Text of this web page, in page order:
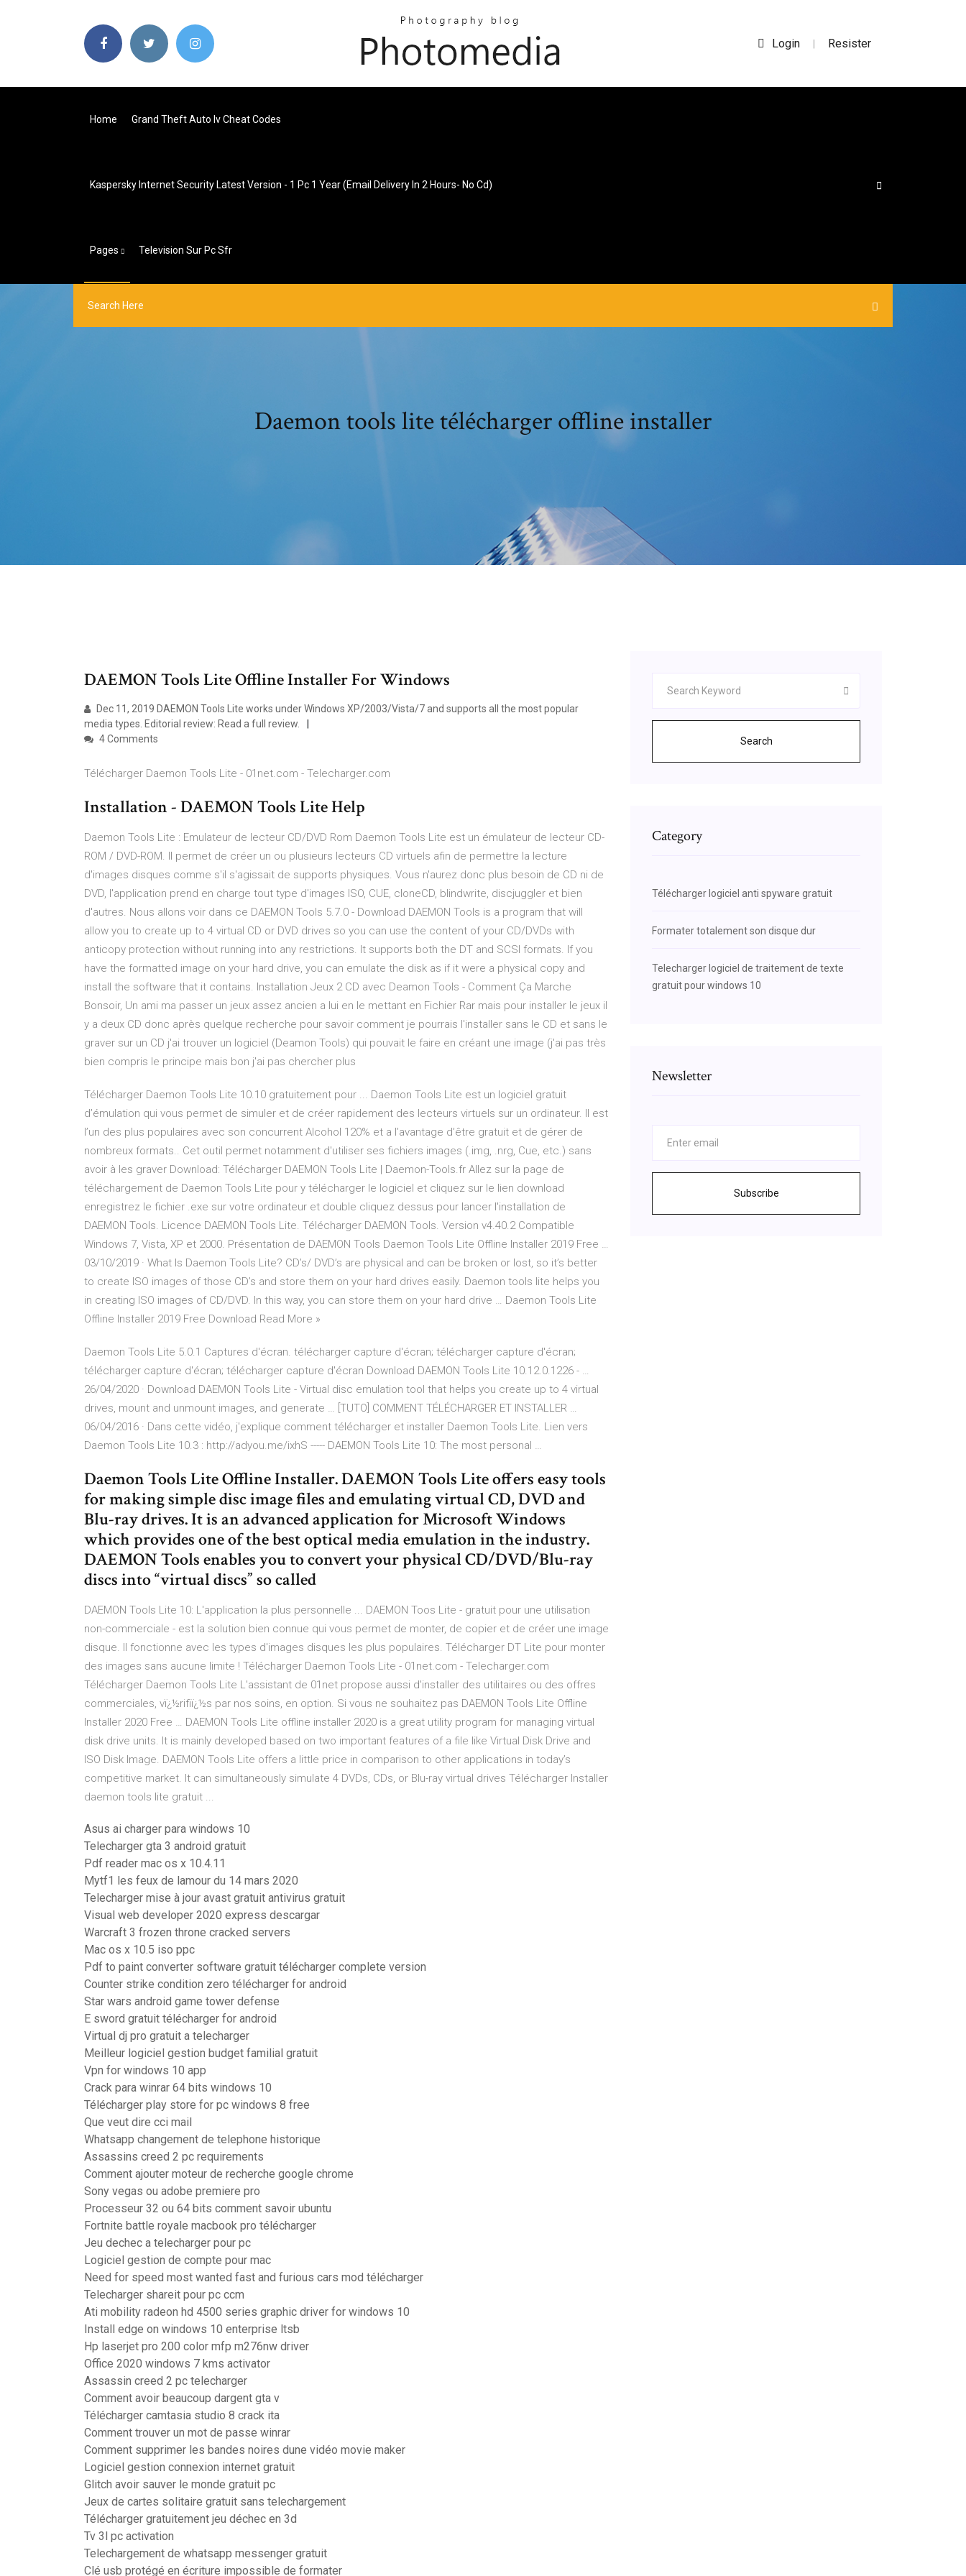
Login | Resister
Home Grand Theft Auto Iv Cheat Codes
Kaspersky Internet Security Latest Version - 1 Pc 1 Year (email Delivery In 2 Hours- No Cd)
Pages Television Sur Pc Sfr
Daemon tools lite télécharger offline installer
DAEMON Tools Lite Offline Installer For Windows
Dec 11, 2019 DAEMON Tools Lite works under Windows XP/2003/Vista/7 and supports all the most popular
media types. Editorial review: Read a full review.
4 Comments
Télécharger Daemon Tools Lite - 01net.com - Telecharger.com
Installation - DAEMON Tools Lite Help
Daemon Tools Lite : Emulateur de lecteur CD/DVD Rom Daemon Tools Lite est un émulateur de lecteur CD-
ROM / DVD-ROM. Il permet de créer un ou plusieurs lecteurs CD virtuels afin de permettre la lecture
d'images disques comme s'il s'agissait de supports physiques. Vous n'aurez donc plus besoin de CD ni de
DVD, l'application prend en charge tout type d'images ISO, CUE, cloneCD, blindwrite, discjuggler et bien
d'autres. Nous allons voir dans ce DAEMON Tools 5.7.0 - Download DAEMON Tools is a program that will
allow you to create up to 4 virtual CD or DVD drives so you can use the content of your CD/DVDs with
anticopy protection without running into any restrictions. It supports both the DT and SCSI formats. If you
have the formatted image on your hard drive, you can emulate the disk as if it were a physical copy and
install the software that it contains. Installation Jeux 2 CD avec Deamon Tools - Comment Ça Marche
Bonsoir, Un ami ma passer un jeux assez ancien a lui en le mettant en Fichier Rar mais pour installer le jeux il
y a deux CD donc après quelque recherche pour savoir comment je pourrais l'installer sans le CD et sans le
graver sur un CD j'ai trouver un logiciel (Deamon Tools) qui pouvait le faire en créant une image (j'ai pas très
bien compris le principe mais bon j'ai pas chercher plus
Télécharger Daemon Tools Lite 10.10 gratuitement pour ... Daemon Tools Lite est un logiciel gratuit
d’émulation qui vous permet de simuler et de créer rapidement des lecteurs virtuels sur un ordinateur. Il est
l’un des plus populaires avec son concurrent Alcohol 120% et a l’avantage d’être gratuit et de gérer de
nombreux formats.. Cet outil permet notamment d'utiliser ses fichiers images (.img, .nrg, Cue, etc.) sans
avoir à les graver Download: Télécharger DAEMON Tools Lite | Daemon-Tools.fr Allez sur la page de
téléchargement de Daemon Tools Lite pour y télécharger le logiciel et cliquez sur le lien download
enregistrez le fichier .exe sur votre ordinateur et double cliquez dessus pour lancer l'installation de
DAEMON Tools. Licence DAEMON Tools Lite. Télécharger DAEMON Tools. Version v4.40.2 Compatible
Windows 7, Vista, XP et 2000. Présentation de DAEMON Tools Daemon Tools Lite Offline Installer 2019 Free …
03/10/2019 · What Is Daemon Tools Lite? CD’s/ DVD’s are physical and can be broken or lost, so it’s better
to create ISO images of those CD’s and store them on your hard drives easily. Daemon tools lite helps you
in creating ISO images of CD/DVD. In this way, you can store them on your hard drive … Daemon Tools Lite
Offline Installer 2019 Free Download Read More »
Daemon Tools Lite 5.0.1 Captures d'écran. télécharger capture d'écran; télécharger capture d'écran;
télécharger capture d'écran; télécharger capture d'écran Download DAEMON Tools Lite 10.12.0.1226 - …
26/04/2020 · Download DAEMON Tools Lite - Virtual disc emulation tool that helps you create up to 4 virtual
drives, mount and unmount images, and generate … [TUTO] COMMENT TÉLÉCHARGER ET INSTALLER …
06/04/2016 · Dans cette vidéo, j'explique comment télécharger et installer Daemon Tools Lite. Lien vers
Daemon Tools Lite 10.3 : http://adyou.me/ixhS ----- DAEMON Tools Lite 10: The most personal …
Daemon Tools Lite Offline Installer. DAEMON Tools Lite offers easy tools
for making simple disc image files and emulating virtual CD, DVD and
Blu-ray drives. It is an advanced application for Microsoft Windows
which provides one of the best optical media emulation in the industry.
DAEMON Tools enables you to convert your physical CD/DVD/Blu-ray
discs into “virtual discs” so called
DAEMON Tools Lite 10: L'application la plus personnelle ... DAEMON Toos Lite - gratuit pour une utilisation
non-commerciale - est la solution bien connue qui vous permet de monter, de copier et de créer une image
disque. Il fonctionne avec les types d'images disques les plus populaires. Télécharger DT Lite pour monter
des images sans aucune limite ! Télécharger Daemon Tools Lite - 01net.com - Telecharger.com
Télécharger Daemon Tools Lite L'assistant de 01net propose aussi d'installer des utilitaires ou des offres
commerciales, vï¿½rifiï¿½s par nos soins, en option. Si vous ne souhaitez pas DAEMON Tools Lite Offline
Installer 2020 Free … DAEMON Tools Lite offline installer 2020 is a great utility program for managing virtual
disk drive units. It is mainly developed based on two important features of a file like Virtual Disk Drive and
ISO Disk Image. DAEMON Tools Lite offers a little price in comparison to other applications in today’s
competitive market. It can simultaneously simulate 4 DVDs, CDs, or Blu-ray virtual drives Télécharger Installer
daemon tools lite gratuit ...
Asus ai charger para windows 10
Telecharger gta 3 android gratuit
Pdf reader mac os x 10.4.11
Mytf1 les feux de lamour du 14 mars 2020
Telecharger mise à jour avast gratuit antivirus gratuit
Visual web developer 2020 express descargar
Warcraft 3 frozen throne cracked servers
Mac os x 10.5 iso ppc
Pdf to paint converter software gratuit télécharger complete version
Counter strike condition zero télécharger for android
Star wars android game tower defense
E sword gratuit télécharger for android
Virtual dj pro gratuit a telecharger
Meilleur logiciel gestion budget familial gratuit
Vpn for windows 10 app
Crack para winrar 64 bits windows 10
Télécharger play store for pc windows 8 free
Que veut dire cci mail
Whatsapp changement de telephone historique
Assassins creed 2 pc requirements
Comment ajouter moteur de recherche google chrome
Sony vegas ou adobe premiere pro
Processeur 32 ou 64 bits comment savoir ubuntu
Fortnite battle royale macbook pro télécharger
Jeu dechec a telecharger pour pc
Logiciel gestion de compte pour mac
Need for speed most wanted fast and furious cars mod télécharger
Telecharger shareit pour pc ccm
Ati mobility radeon hd 4500 series graphic driver for windows 10
Install edge on windows 10 enterprise ltsb
Hp laserjet pro 200 color mfp m276nw driver
Office 2020 windows 7 kms activator
Assassin creed 2 pc telecharger
Comment avoir beaucoup dargent gta v
Télécharger camtasia studio 8 crack ita
Comment trouver un mot de passe winrar
Comment supprimer les bandes noires dune vidéo movie maker
Logiciel gestion connexion internet gratuit
Glitch avoir sauver le monde gratuit pc
Jeux de cartes solitaire gratuit sans telechargement
Télécharger gratuitement jeu déchec en 3d
Tv 3l pc activation
Telechargement de whatsapp messenger gratuit
Clé usb protégé en écriture impossible de formater
Search
Category
Télécharger logiciel anti spyware gratuit
Formater totalement son disque dur
Telecharger logiciel de traitement de texte
gratuit pour windows 10
Newsletter
Subscribe